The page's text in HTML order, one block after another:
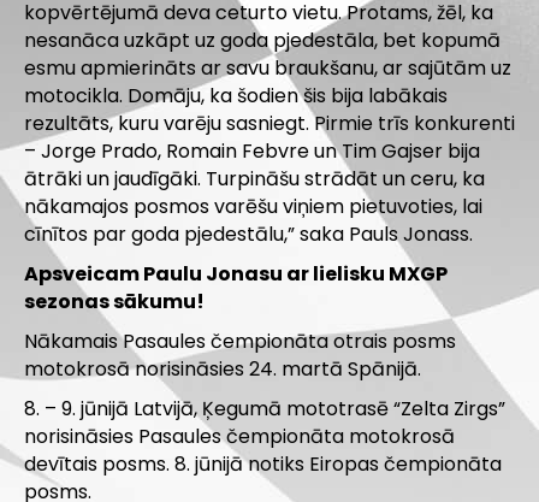
kopvērtējumā deva ceturto vietu. Protams, žēl, ka
nesanāca uzkāpt uz goda pjedestāla, bet kopumā
esmu apmierināts ar savu braukšanu, ar sajūtām uz
motocikla. Domāju, ka šodien šis bija labākais
rezultāts, kuru varēju sasniegt. Pirmie trīs konkurenti
– Jorge Prado, Romain Febvre un Tim Gajser bija
ātrāki un jaudīgāki. Turpināšu strādāt un ceru, ka
nākamajos posmos varēšu viņiem pietuvoties, lai
cīnītos par goda pjedestālu,” saka Pauls Jonass.
Apsveicam Paulu Jonasu ar lielisku MXGP
sezonas sākumu!
Nākamais Pasaules čempionāta otrais posms
motokrosā norisināsies 24. martā Spānijā.
8. – 9. jūnijā Latvijā, Ķegumā mototrasē “Zelta Zirgs”
norisināsies Pasaules čempionāta motokrosā
devītais posms. 8. jūnijā notiks Eiropas čempionāta
posms.